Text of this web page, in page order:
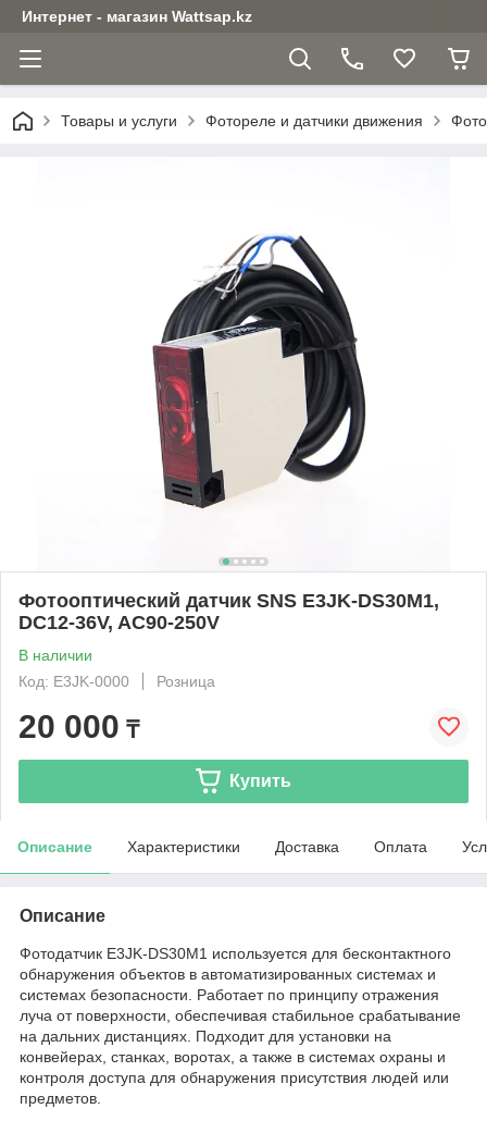
Интернет - магазин Wattsap.kz
Товары и услуги Фотореле и датчики движения
Фотооптический датчик SNS E3JK-DS30M1,
DC12-36V, AC90-250V
В наличии
Код: E3JK-0000
Розница
20 000 ₸
Купить
Описание Характеристики Доставка Оплата
Описание
Фотодатчик E3JK-DS30M1 используется для бесконтактного
обнаружения объектов в автоматизированных системах и
системах безопасности. Работает по принципу отражения
луча от поверхности, обеспечивая стабильное срабатывание
на дальних дистанциях. Подходит для установки на
конвейерах, станках, воротах, а также в системах охраны и
контроля доступа для обнаружения присутствия людей или
предметов.